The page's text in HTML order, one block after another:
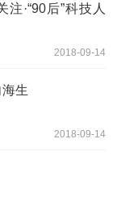
·“90后”科技人
2018-09-14
生
2018-09-14